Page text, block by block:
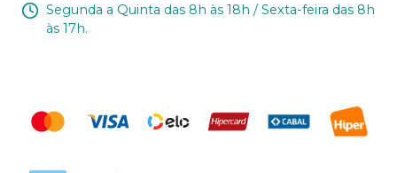
Segunda a Quinta das 8h às 18h / Sexta-feira das 8h
às 17h.